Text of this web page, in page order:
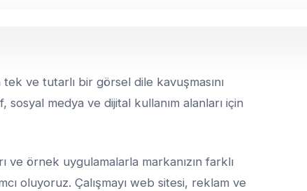
tek ve tutarlı bir görsel dile kavuşmasını
medya ve dijital kullanım alanları için
örnek uygulamalarla markanızın farklı
oluyoruz. Çalışmayı web sitesi, reklam ve